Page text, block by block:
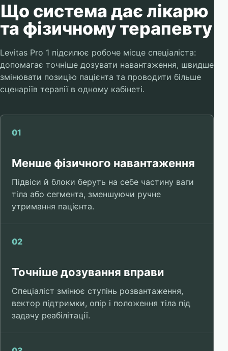
Що система дає лікарю
та фізичному терапевту
Levitas Pro 1 підсилює робоче місце спеціаліста:
допомагає точніше дозувати навантаження, швидше
змінювати позицію пацієнта та проводити більше
сценаріїв терапії в одному кабінеті.
01
Менше фізичного навантаження
Підвіси й блоки беруть на себе частину ваги
тіла або сегмента, зменшуючи ручне
утримання пацієнта.
02
Точніше дозування вправи
Спеціаліст змінює ступінь розвантаження,
вектор підтримки, опір і положення тіла під
задачу реабілітації.